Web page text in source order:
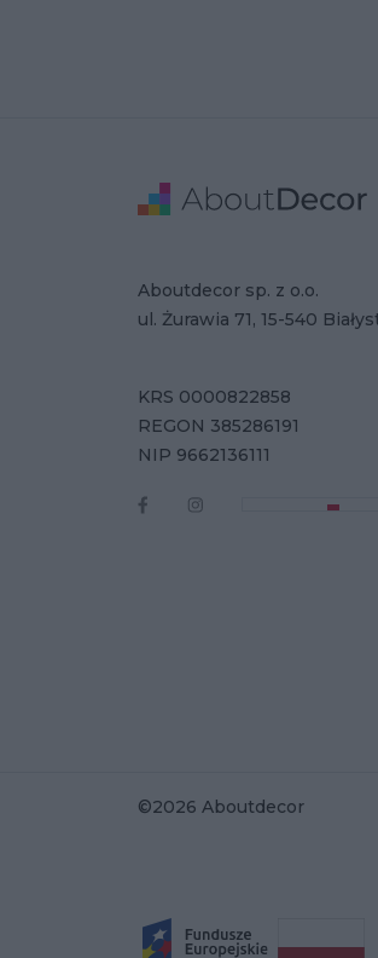
Adresse
Aboutdecor sp. z o.o.
ul. Żurawia 71, 15-540
Firmendaten
KRS 0000822858
REGON 385286191
NIP 9662136111
©2026 Aboutdecor